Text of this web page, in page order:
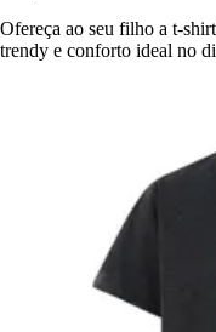
Ofereça ao seu filho a t-
trendy e conforto ideal no